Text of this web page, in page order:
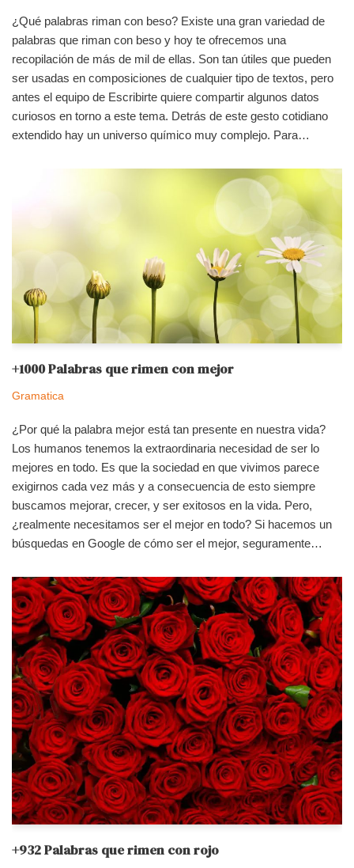
¿Qué palabras riman con beso? Existe una gran variedad de
palabras que riman con beso y hoy te ofrecemos una
recopilación de más de mil de ellas. Son tan útiles que pueden
ser usadas en composiciones de cualquier tipo de textos, pero
antes el equipo de Escribirte quiere compartir algunos datos
curiosos en torno a este tema. Detrás de este gesto cotidiano
extendido hay un universo químico muy complejo. Para…
+1000 Palabras que rimen con mejor
Gramatica
¿Por qué la palabra mejor está tan presente en nuestra vida?
Los humanos tenemos la extraordinaria necesidad de ser lo
mejores en todo. Es que la sociedad en que vivimos parece
exigirnos cada vez más y a consecuencia de esto siempre
buscamos mejorar, crecer, y ser exitosos en la vida. Pero,
¿realmente necesitamos ser el mejor en todo? Si hacemos un
búsquedas en Google de cómo ser el mejor, seguramente…
+932 Palabras que rimen con rojo